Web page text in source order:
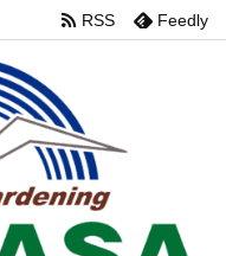
RSS Feedly